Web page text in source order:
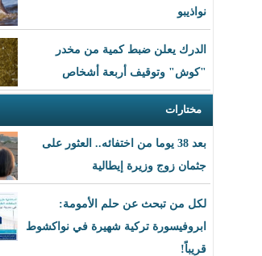
نواذيبو
الدرك يعلن ضبط كمية من مخدر
"كوش" وتوقيف أربعة أشخاص
مختارات
بعد 38 يوما من اختفائه.. العثور على
جثمان زوج وزيرة إيطالية
لكل من تبحث عن حلم الأمومة:
ابروفيسورة تركية شهيرة في نواكشوط
قريباً!